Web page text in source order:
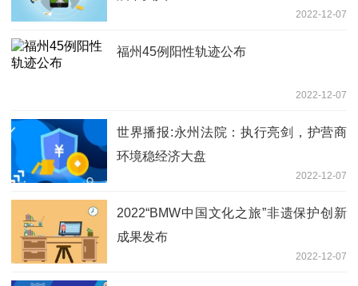
2022-12-07
福州45例阳性轨迹公布
2022-12-07
世界播报:永州法院：执行亮剑，护营商
环境稳经济大盘
2022-12-07
2022“BMW中国文化之旅”非遗保护创新
成果发布
2022-12-07